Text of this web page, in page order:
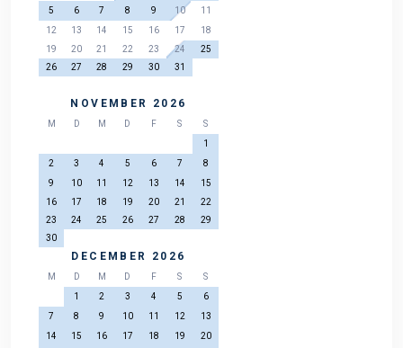
5
6 7 8 9 10
11
12
13 14 15 16 17
18
19
20 21 22 23 24
25
26
27 28 29 30 31
NOVEMBER 2026
M D M D F S
S
1
2
3 4 5 6 7
8
9
10 11 12 13 14
15
16
17 18 19 20 21
22
23
24 25 26 27 28
29
30
DECEMBER 2026
M D M D F S
S
1
2 3 4 5
6
7
8 9 10 11 12
13
14
15 16 17 18 19
20